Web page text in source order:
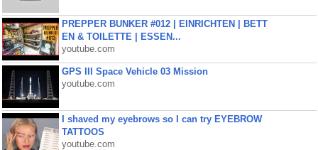
PREPPER BUNKER #012 | EINRICHTEN | BETT
EN & TOILETTE | ESSEN...
youtube.com
GPS III Space Vehicle 03 Mission
youtube.com
I shaved my eyebrows so I can try EYEBROW
TATTOOS
youtube.com